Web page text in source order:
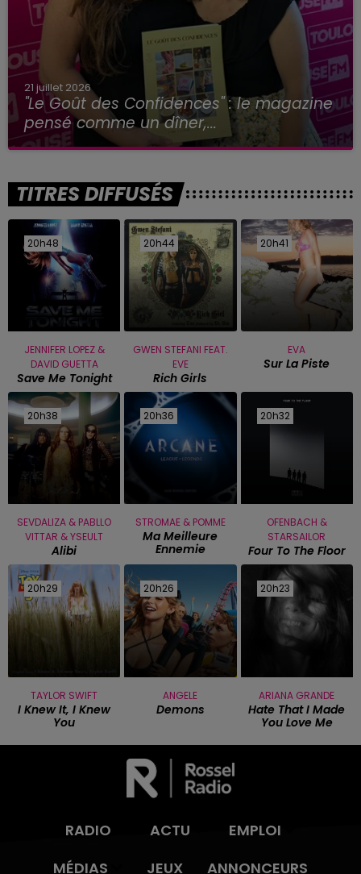
21 juillet 2026
"Le Goût des Confidences" : le magazine
pensé comme un dîner,...
TITRES DIFFUSÉS
20h48
20h48
JENNIFER LOPEZ &
DAVID GUETTA
Save Me Tonight
20h44
20h44
GWEN STEFANI FEAT.
EVE
Rich Girls
20h41
20h41
EVA
Sur La Piste
20h38
20h38
SEVDALIZA & PABLLO
VITTAR & YSEULT
Alibi
20h36
20h36
STROMAE & POMME
Ma Meilleure
Ennemie
20h32
20h32
OFENBACH &
STARSAILOR
Four To The Floor
20h29
20h29
TAYLOR SWIFT
I Knew It, I Knew
You
20h26
20h26
ANGELE
Demons
20h23
20h23
ARIANA GRANDE
Hate That I Made
You Love Me
RADIO ACTU
EMPLOI
MÉDIAS
JEUX ANNONCEURS